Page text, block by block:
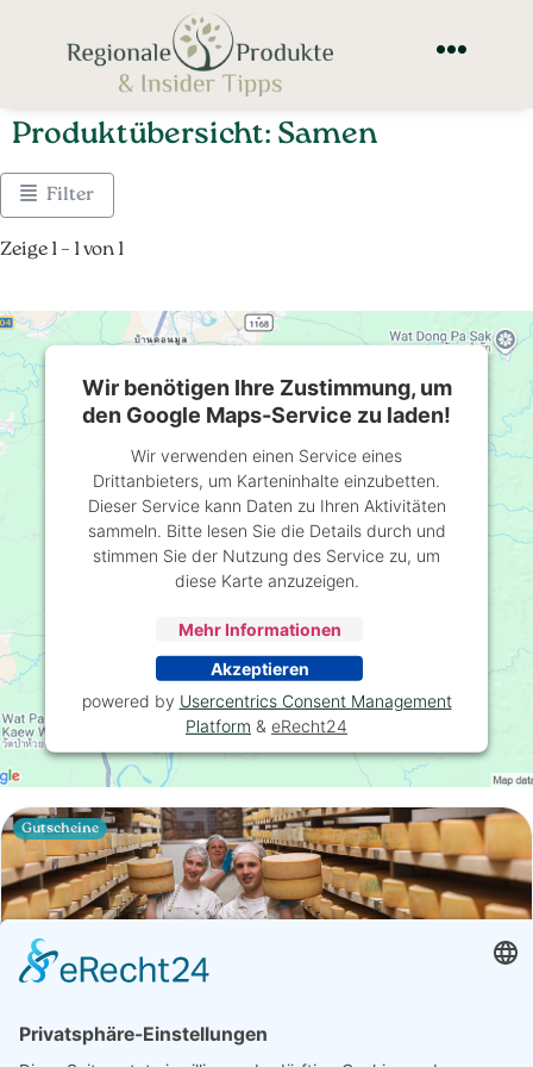
Produktübersicht: Samen
Filter
Zeige 1 – 1 von 1
Gutscheine
Wir benötigen Ihre Zustimmung, um
den Google Maps-Service zu laden!
Wir verwenden einen Service eines
Drittanbieters, um Karteninhalte einzubetten.
Dieser Service kann Daten zu Ihren Aktivitäten
sammeln. Bitte lesen Sie die Details durch und
stimmen Sie der Nutzung des Service zu, um
diese Karte anzuzeigen.
Mehr Informationen
Akzeptieren
powered by Usercentrics Consent Management
Platform & eRecht24